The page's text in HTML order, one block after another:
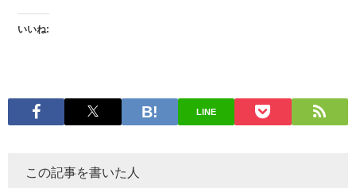
いいね:
LINE
この記事を書いた人